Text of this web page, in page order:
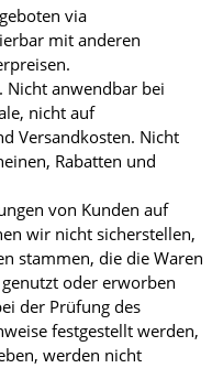
via
mit anderen
Nicht anwendbar bei
nicht auf
Versandkosten. Nicht
Rabatten und
von Kunden auf
wir nicht sicherstellen,
stammen, die die Waren
oder erworben
der Prüfung des
festgestellt werden,
werden nicht